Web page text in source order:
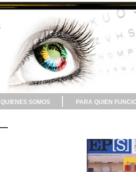
QUIENES SOMOS PARA QUIEN